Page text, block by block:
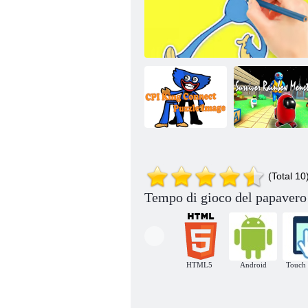
Libro da colorare: La ricreazione del
papavero
puzzle CPI King
Connect
sopravvissuto
(Total 10)
Tempo di gioco del
HTML5 Android Touch